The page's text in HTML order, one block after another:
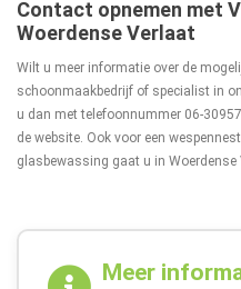
Contact opnemen met
Woerdense Verlaat
Wilt u meer informatie over de
schoonmaakbedrijf of specialist in
u dan met telefoonnummer 06-
de website. Ook voor een
glasbewassing gaat u in Woerdense
Meer